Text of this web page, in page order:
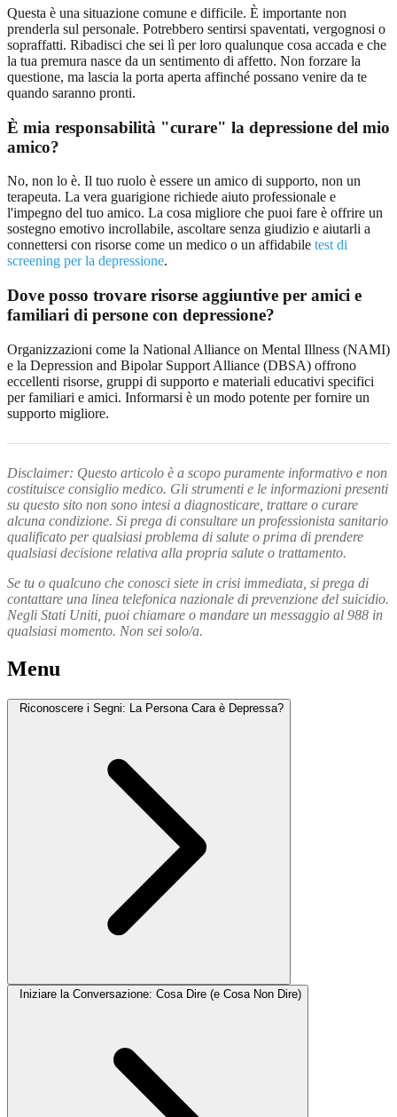
Questa è una situazione comune e difficile. È importante non
prenderla sul personale. Potrebbero sentirsi spaventati, vergognosi o
sopraffatti. Ribadisci che sei lì per loro qualunque cosa accada e che
la tua premura nasce da un sentimento di affetto. Non forzare la
questione, ma lascia la porta aperta affinché possano venire da te
quando saranno pronti.
È mia responsabilità "curare" la depressione del mio
amico?
No, non lo è. Il tuo ruolo è essere un amico di supporto, non un
terapeuta. La vera guarigione richiede aiuto professionale e
l'impegno del tuo amico. La cosa migliore che puoi fare è offrire un
sostegno emotivo incrollabile, ascoltare senza giudizio e aiutarli a
connettersi con risorse come un medico o un affidabile test di
screening per la depressione.
Dove posso trovare risorse aggiuntive per amici e
familiari di persone con depressione?
Organizzazioni come la National Alliance on Mental Illness (NAMI)
e la Depression and Bipolar Support Alliance (DBSA) offrono
eccellenti risorse, gruppi di supporto e materiali educativi specifici
per familiari e amici. Informarsi è un modo potente per fornire un
supporto migliore.
Disclaimer: Questo articolo è a scopo puramente informativo e non
costituisce consiglio medico. Gli strumenti e le informazioni presenti
su questo sito non sono intesi a diagnosticare, trattare o curare
alcuna condizione. Si prega di consultare un professionista sanitario
qualificato per qualsiasi problema di salute o prima di prendere
qualsiasi decisione relativa alla propria salute o trattamento.
Se tu o qualcuno che conosci siete in crisi immediata, si prega di
contattare una linea telefonica nazionale di prevenzione del suicidio.
Negli Stati Uniti, puoi chiamare o mandare un messaggio al 988 in
qualsiasi momento. Non sei solo/a.
Menu
Riconoscere i Segni: La Persona Cara è Depressa?
Iniziare la Conversazione: Cosa Dire (e Cosa Non Dire)